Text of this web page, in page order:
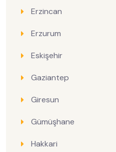
Erzincan
Erzurum
Eskişehir
Gaziantep
Giresun
Gümüşhane
Hakkari